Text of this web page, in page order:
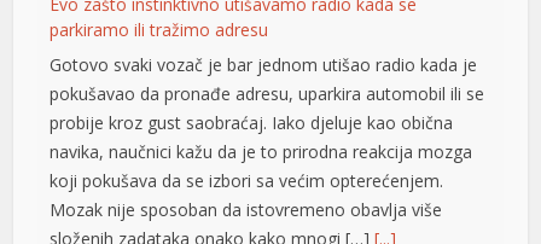
panel
panel
panel
panel
panel
navika, naučnici kažu da je to prirodna reakcija mozga
koji pokušava da se izbori sa većim opterećenjem.
Mozak nije sposoban da istovremeno obavlja više
složenih zadataka onako kako mnogi […][...]
Muškarac preminuo nakon više uboda stršljena
Tragedija se dogodila u naselju Višnjica, na beogradskoj
Paliluli. Na Milićevom brdu, u naselju Šainovac,